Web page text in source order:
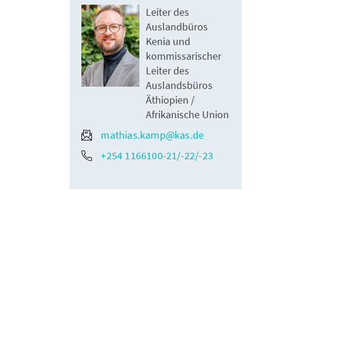
Leiter des
Auslandbüros
Kenia und
kommissarischer
Leiter des
Auslandsbüros
Äthiopien /
Afrikanische Union
mathias.kamp@kas.de
+254 1166100-21/-22/-23